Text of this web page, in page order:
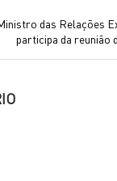
das Relações
participa da reunião